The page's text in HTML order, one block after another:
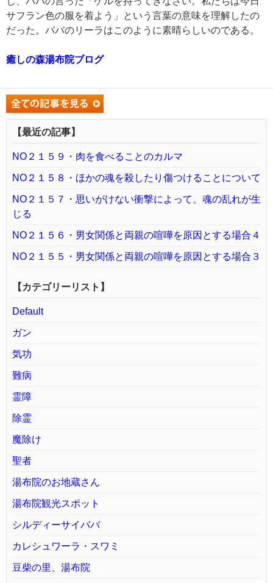
サフラン色の服を着よう」という言葉の意味を理解したの
だった。ババのリーラはこのように素晴らしいのである。
癒しの森湯布院ブログ
【最近の記事】
NO２１５９・肉を食べることのカルマ
NO２１５８・ほかの魂を殺したり傷つけることについて
NO２１５７・思いがけない衝撃によって、魂の乱れが生
じる
NO２１５６・男女関係と両親の喧嘩を原因とする場合４
NO２１５５・男女関係と両親の喧嘩を原因とする場合３
【カテゴリーリスト】
Default
ガン
気功
難病
霊障
除霊
魔除け
聖者
湯布院のお地蔵さん
湯布院観光スポット
シルディーサイババ
カレシュワーラ・スワミ
豆柴の里、湯布院